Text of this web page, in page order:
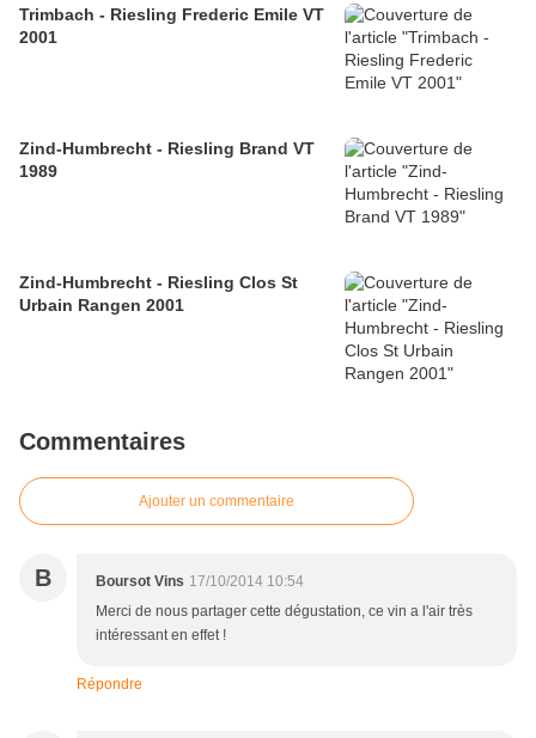
Trimbach - Riesling Frederic Emile VT
2001
Zind-Humbrecht - Riesling Brand VT
1989
Zind-Humbrecht - Riesling Clos St
Urbain Rangen 2001
Commentaires
Ajouter un commentaire
B Boursot Vins 17/10/2014 10:54
Merci de nous partager cette dégustation, ce vin a l'air très
intéressant en effet !
Répondre